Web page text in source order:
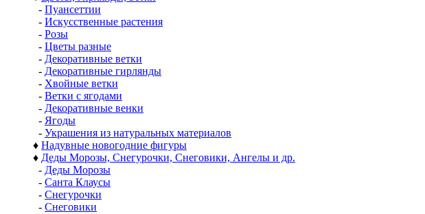
- Пуансеттии
- Искусственные растения
- Розы
- Цветы разные
- Декоративные ветки
- Декоративные гирлянды
- Хвойные ветки
- Ветки с ягодами
- Декоративные венки
- Ягоды
- Украшения из натуральных материалов
♦ Надувные новогодние фигуры
♦ Деды Морозы, Снегурочки, Снеговики, Ангелы и др.
- Деды Морозы
- Санта Клаусы
- Снегурочки
- Снеговики